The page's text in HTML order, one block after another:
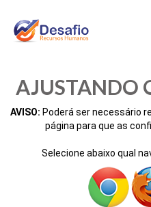
AJUSTANDO
AVISO: Poderá ser necessário
página para que as
Selecione abaixo qual